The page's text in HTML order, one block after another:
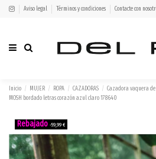
Aviso legal Términos y condiciones Contacte con
Inicio MUJER ROPA CAZADORAS
Cazadora vaquera
MOSH bordado letras corazón azul claro 178640
-59,99 €